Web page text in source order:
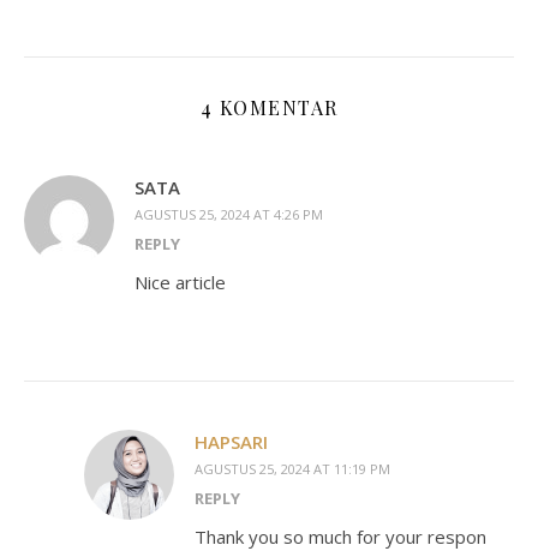
4 KOMENTAR
SATA
AGUSTUS 25, 2024 AT 4:26 PM
REPLY
Nice article
HAPSARI
AGUSTUS 25, 2024 AT 11:19 PM
REPLY
Thank you so much for your respon